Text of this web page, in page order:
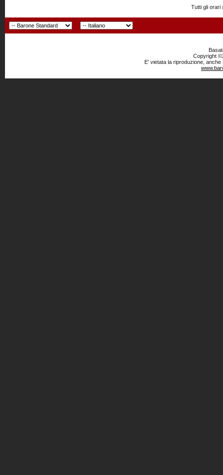
Tutti gli orari
Copyright
E' vietata la riproduzione,